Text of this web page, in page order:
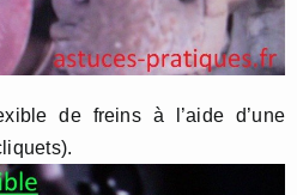
de freins à l’aide d’une